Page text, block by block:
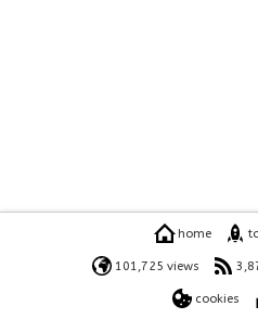
home
101,725 views
cookies